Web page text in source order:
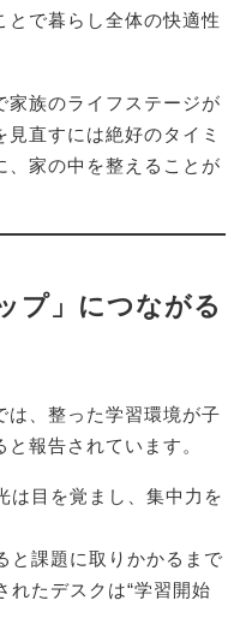
とで暮らし全体の快適性
家族のライフステージが
直すには絶好のタイミ
、家の中を整えることが
プ」につながる
は、整った学習環境が子
報告されています。
は目を覚まし、集中力を
と課題に取りかかるまで
れたデスクは“学習開始